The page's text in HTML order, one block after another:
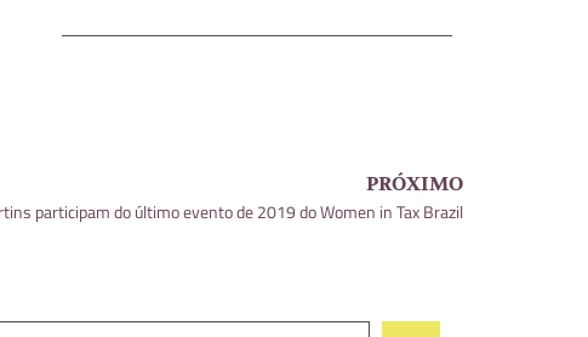
PRÓXIMO
participam do último evento de 2019 do Women in Tax Brazil